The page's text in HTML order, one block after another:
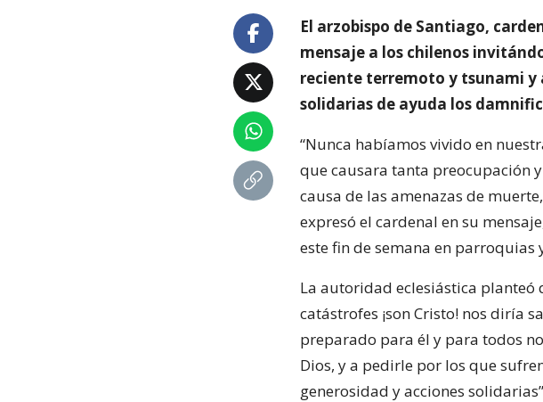
El arzobispo de Santiago,
mensaje a los chilenos
reciente terremoto y tsunami y
solidarias de ayuda los
“Nunca habíamos vivido en
que causara tanta preocupación
causa de las amenazas de
expresó el cardenal en su
este fin de semana en parroquias
La autoridad eclesiástica planteó
catástrofes ¡son Cristo! nos diría
preparado para él y para todos
Dios, y a pedirle por los que
generosidad y acciones